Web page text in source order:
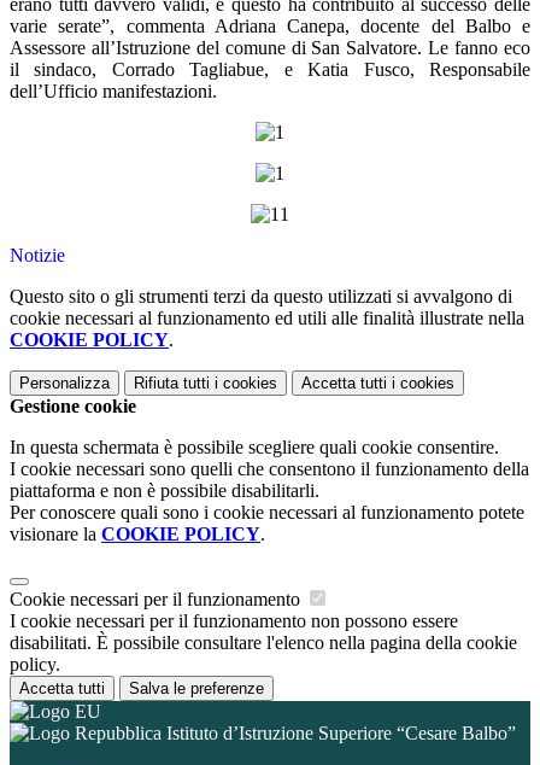
erano tutti davvero validi, e questo ha contribuito al successo delle
varie serate”, commenta Adriana Canepa, docente del Balbo e
Assessore all’Istruzione del comune di San Salvatore. Le fanno eco
il sindaco, Corrado Tagliabue, e Katia Fusco, Responsabile
dell’Ufficio manifestazioni.
Notizie
Questo sito o gli strumenti terzi da questo utilizzati si avvalgono di
cookie necessari al funzionamento ed utili alle finalità illustrate nella
COOKIE POLICY.
Personalizza Rifiuta tutti i cookies Accetta tutti i cookies
Gestione cookie
In questa schermata è possibile scegliere quali cookie consentire.
I cookie necessari sono quelli che consentono il funzionamento della
piattaforma e non è possibile disabilitarli.
Per conoscere quali sono i cookie necessari al funzionamento potete
visionare la COOKIE POLICY.
Cookie necessari per il funzionamento
I cookie necessari per il funzionamento non possono essere
disabilitati. È possibile consultare l'elenco nella pagina della cookie
policy.
Accetta tutti Salva le preferenze
Istituto d’Istruzione Superiore “Cesare Balbo”